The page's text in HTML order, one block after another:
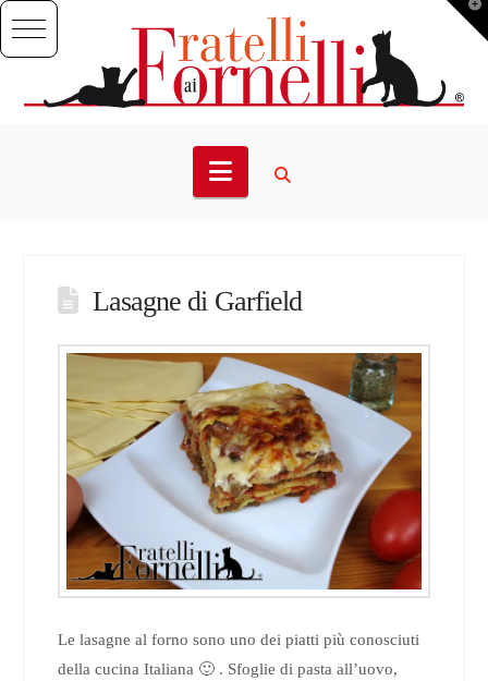
Navigation
Lasagne di Garfield
Le lasagne al forno sono uno dei piatti più conosciuti
della cucina Italiana 🙂 . Sfoglie di pasta all’uovo,